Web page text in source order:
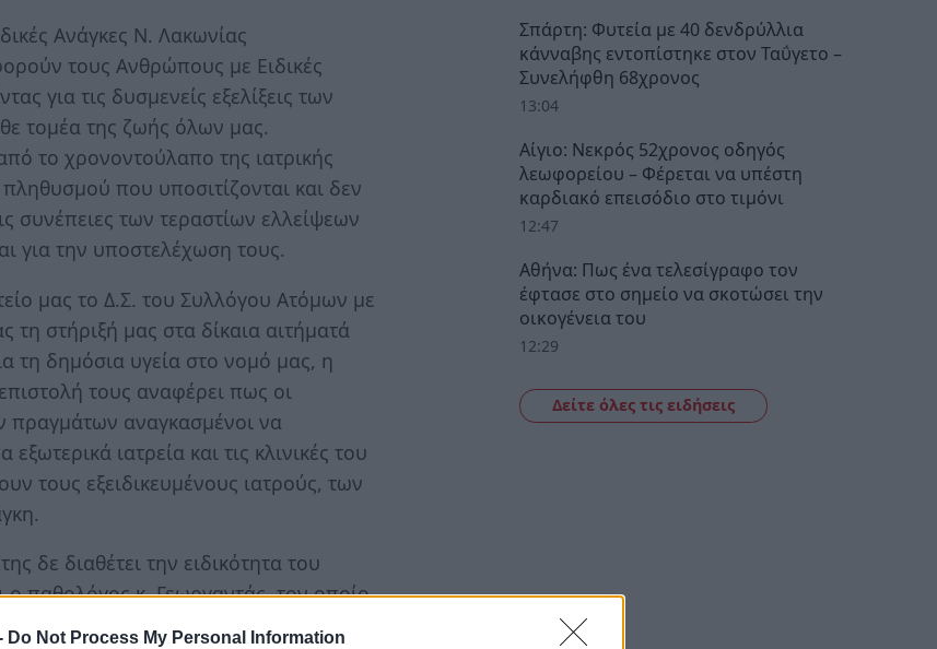
Do Not Process My Personal Information
Ανάγκες Ν. Λακωνίας
τους Ανθρώπους με Ειδικές
για τις δυσμενείς εξελίξεις των
τομέα της ζωής όλων μας.
το χρονοντούλαπο της ιατρικής
πληθυσμού που υποσιτίζονται και δεν
συνέπειες των τεραστίων ελλείψεων
για την υποστελέχωση τους.
μας το Δ.Σ. του Συλλόγου Ατόμων με
στήριξή μας στα δίκαια αιτήματά
τη δημόσια υγεία στο νομό μας, η
τους αναφέρει πως οι
πραγμάτων αναγκασμένοι να
ιατρεία και τις κλινικές του
τους εξειδικευμένους ιατρούς, των
δε διαθέτει την ειδικότητα του
παθολόγος κ. Γεωργαντάς, τον οποίο
φορές τις δυνάμεις του, παρακολουθεί
Σπάρτη: Φυτεία με 40 δενδρύλλια
κάνναβης εντοπίστηκε στον Ταΰγετο –
Συνελήφθη 68χρονος
13:04
Αίγιο: Νεκρός 52χρονος οδηγός
λεωφορείου – Φέρεται να υπέστη
καρδιακό επεισόδιο στο τιμόνι
12:47
Αθήνα: Πως ένα τελεσίγραφο τον
έφτασε στο σημείο να σκοτώσει την
οικογένεια του
12:29
Δείτε όλες τις ειδήσεις